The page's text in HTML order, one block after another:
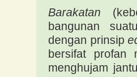
Barakatan
bangunan
dengan prinsip
bersifat profan
menghujam